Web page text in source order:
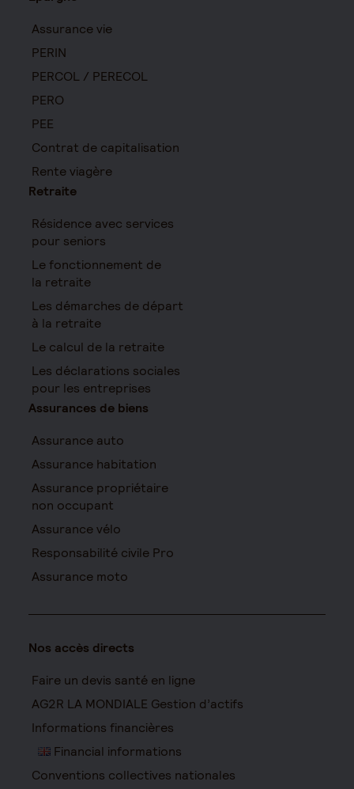
Assurance vie
PERIN
PERCOL / PERECOL
PERO
PEE
Contrat de capitalisation
Rente viagère
Retraite
Résidence avec services
pour seniors
Le fonctionnement de
la retraite
Les démarches de départ
à la retraite
Le calcul de la retraite
Les déclarations sociales
pour les entreprises
Assurances de biens
Assurance auto
Assurance habitation
Assurance propriétaire
non occupant
Assurance vélo
Responsabilité civile Pro
Assurance moto
Nos accès directs
Faire un devis santé en ligne
AG2R LA MONDIALE Gestion d’actifs
Informations financières
Financial informations
Conventions collectives nationales